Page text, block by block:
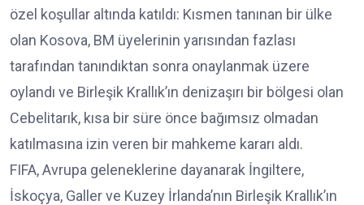
özel koşullar altında katıldı: Kısmen tanınan bir ülke
olan Kosova, BM üyelerinin yarısından fazlası
tarafından tanındıktan sonra onaylanmak üzere
oylandı ve Birleşik Krallık’ın denizaşırı bir bölgesi olan
Cebelitarık, kısa bir süre önce bağımsız olmadan
katılmasına izin veren bir mahkeme kararı aldı.
FIFA, Avrupa geleneklerine dayanarak İngiltere,
İskoçya, Galler ve Kuzey İrlanda’nın Birleşik Krallık’ın